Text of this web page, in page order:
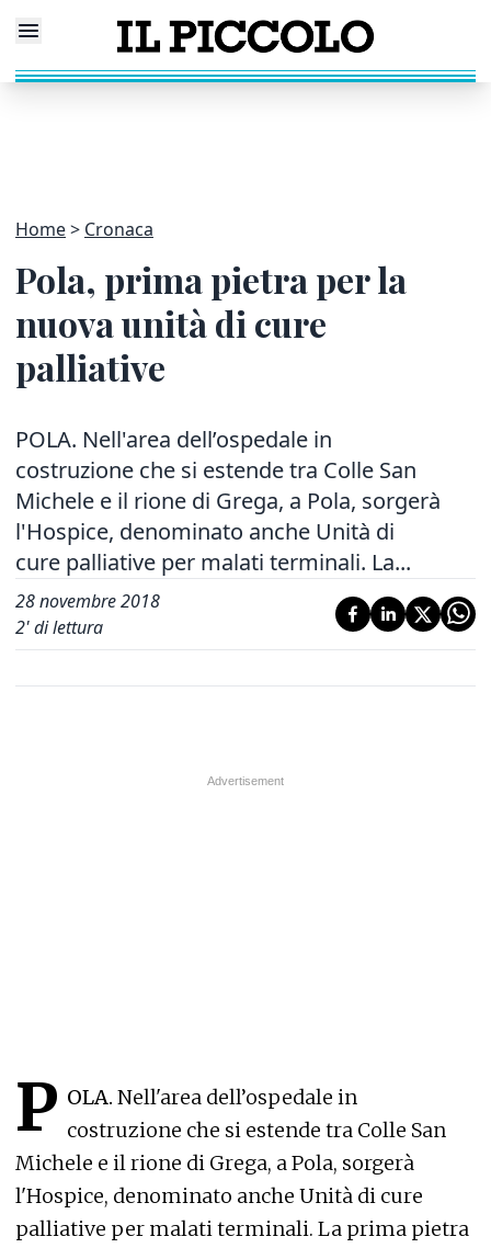
Home Cronaca
Pola, prima pietra per la
nuova unità di cure
palliative
POLA. Nell'area dell’ospedale in
costruzione che si estende tra Colle San
Michele e il rione di Grega, a Pola, sorgerà
l'Hospice, denominato anche Unità di
cure palliative per malati terminali. La...
28 novembre 2018
2' di lettura
P OLA. Nell'area dell’ospedale in
costruzione che si estende tra Colle San
Michele e il rione di Grega, a Pola, sorgerà
l'Hospice, denominato anche Unità di cure
palliative per malati terminali. La prima pietra